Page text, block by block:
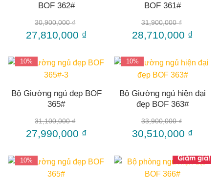
BOF 362#
30,900,000₫
27,810,000 ₫
BOF 361#
31,900,000₫
28,710,000 ₫
10%
Bộ Giường ngủ đẹp BOF
365#
31,100,000₫
27,990,000 ₫
10%
Bộ Giường ngủ hiện đại
đẹp BOF 363#
33,900,000₫
30,510,000 ₫
10% Giảm giá!